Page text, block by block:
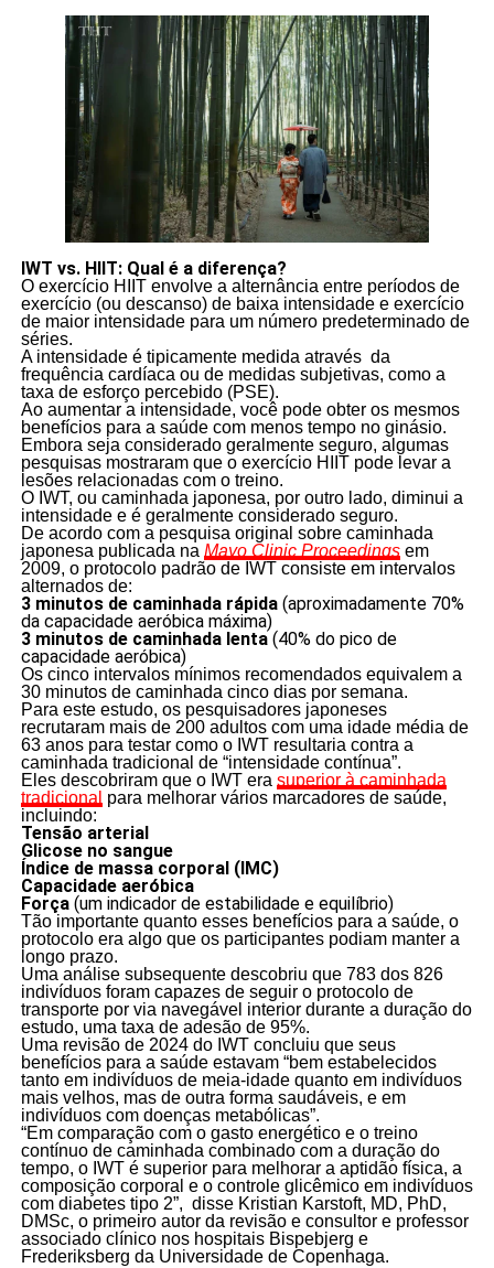
IWT vs. HIIT: Qual é a diferença?
O exercício HIIT envolve a alternância entre períodos de
exercício (ou descanso) de baixa intensidade e exercício
de maior intensidade para um número predeterminado de
séries.
A intensidade é tipicamente medida através da
frequência cardíaca ou de medidas subjetivas, como a
taxa de esforço percebido (PSE).
Ao aumentar a intensidade, você pode obter os mesmos
benefícios para a saúde com menos tempo no ginásio.
Embora seja considerado geralmente seguro, algumas
pesquisas mostraram que o exercício HIIT pode levar a
lesões relacionadas com o treino.
O IWT, ou caminhada japonesa, por outro lado, diminui a
intensidade e é geralmente considerado seguro.
De acordo com a pesquisa original sobre caminhada
japonesa publicada na Mayo Clinic Proceedingsem
2009, o protocolo padrão de IWT consiste em intervalos
alternados de:
3 minutos de caminhada rápida(aproximadamente 70%
da capacidade aeróbica máxima)
3 minutos de caminhada lenta(40% do pico de
capacidade aeróbica)
Os cinco intervalos mínimos recomendados equivalem a
30 minutos de caminhada cinco dias por semana.
Para este estudo, os pesquisadores japoneses
recrutaram mais de 200 adultos com uma idade média de
63 anos para testar como o IWT resultaria contra a
caminhada tradicional de “intensidade contínua”.
Eles descobriram que o IWT era superior à caminhada
tradicional para melhorar vários marcadores de saúde,
incluindo:
Tensão arterial
Glicose no sangue
Índice de massa corporal (IMC)
Capacidade aeróbica
Força (um indicador de estabilidade e equilíbrio)
Tão importante quanto esses benefícios para a saúde, o
protocolo era algo que os participantes podiam manter a
longo prazo.
Uma análise subsequente descobriu que 783 dos 826
indivíduos foram capazes de seguir o protocolo de
transporte por via navegável interior durante a duração do
estudo, uma taxa de adesão de 95%.
Uma revisão de 2024 do IWT concluiu que seus
benefícios para a saúde estavam “bem estabelecidos
tanto em indivíduos de meia-idade quanto em indivíduos
mais velhos, mas de outra forma saudáveis, e em
indivíduos com doenças metabólicas”.
“Em comparação com o gasto energético e o treino
contínuo de caminhada combinado com a duração do
tempo, o IWT é superior para melhorar a aptidão física, a
composição corporal e o controle glicêmico em indivíduos
com diabetes tipo 2”, disse Kristian Karstoft, MD, PhD,
DMSc, o primeiro autor da revisão e consultor e professor
associado clínico nos hospitais Bispebjerg e
Frederiksberg da Universidade de Copenhaga.